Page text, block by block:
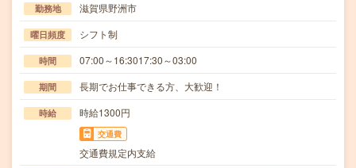
勤務地 滋賀県野洲市
曜日頻度 シフト制
時間 07:00～16:3017:30～03:00
期間 長期でお仕事できる方、大歓迎！
時給 時給1300円
交通費
交通費規定内支給